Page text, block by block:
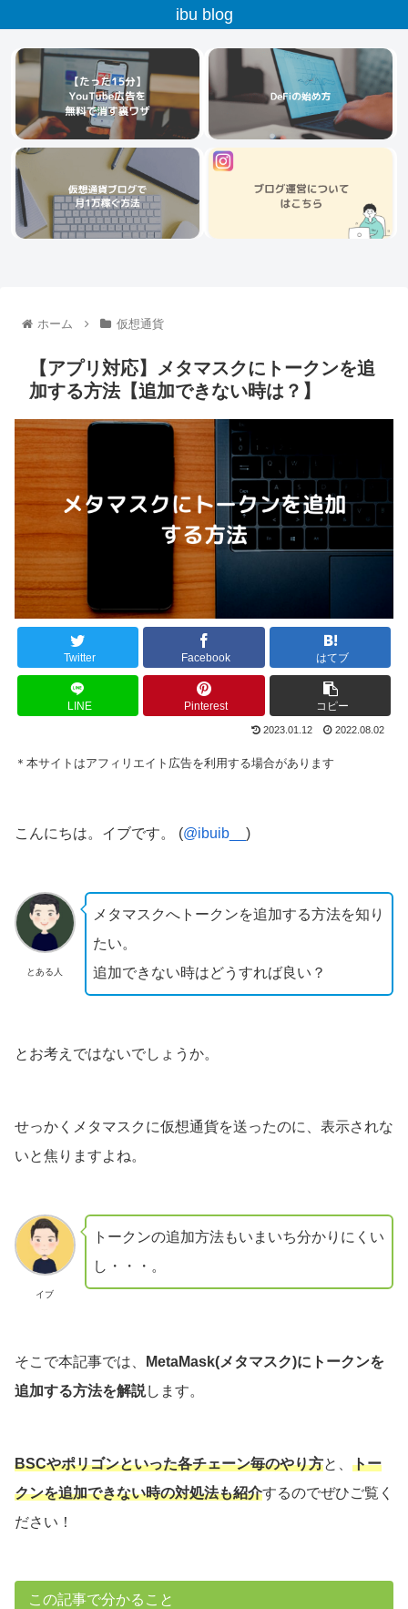
ibu blog
ホーム 仮想通貨
【アプリ対応】メタマスクにトークンを追
加する方法【追加できない時は？】
Twitter Facebook はてブ
LINE Pinterest コピー
2023.01.12 2022.08.02
＊本サイトはアフィリエイト広告を利用する場合があります
こんにちは。イブです。 (@ibuib__ )
とある人
メタマスクへトークンを追加する方法を知り
たい。
追加できない時はどうすれば良い？
とお考えではないでしょうか。
せっかくメタマスクに仮想通貨を送ったのに、表示されな
いと焦りますよね。
イブ
トークンの追加方法もいまいち分かりにくい
し・・・。
そこで本記事では、
MetaMask(メタマスク)にトークンを
追加する方法を解説します。
BSCやポリゴンといった各チェーン毎のやり方と、 トー
クンを追加できない時の対処法も紹介するのでぜひご覧く
ださい！
この記事で分かること